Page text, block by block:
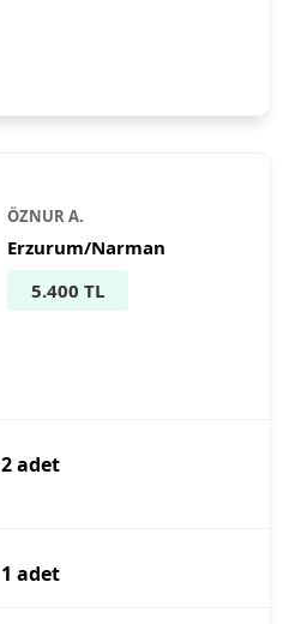
ÖZNUR A.
Erzurum/Narman
5.400 TL
2 adet
1 adet